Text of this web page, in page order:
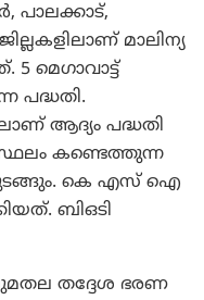
പാലക്കാട്,
മാലിന്യ
മെഗാവാട്ട്
പദ്ധതി.
ആദ്യം പദ്ധതി
സ്ഥലം കണ്ടെത്തുന്ന
കെ എസ് ഐ
ബിഒടി
തദ്ദേശ ഭരണ